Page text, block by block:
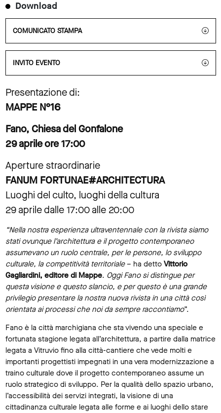
Download
COMUNICATO STAMPA
INVITO EVENTO
Presentazione di:
MAPPE N°16
Fano, Chiesa del Gonfalone
29 aprile ore 17:00
Aperture straordinarie
FANUM FORTUNAE#ARCHITECTURA
Luoghi del culto, luoghi della cultura
29 aprile dalle 17:00 alle 20:00
“Nella nostra esperienza ultraventennale con la rivista siamo
stati ovunque l’architettura e il progetto contemporaneo
assumevano un ruolo centrale, per le persone, lo sviluppo
culturale, la competitività territoriale– ha detto Vittorio
Gagliardini, editore di Mappe. Oggi Fano si distingue per
questa visione e questo slancio, e per questo è una grande
privilegio presentare la nostra nuova rivista in una città così
orientata ai processi che noi da sempre raccontiamo”.
Fano è la città marchigiana che sta vivendo una speciale e
fortunata stagione legata all’architettura, a partire dalla matrice
legata a Vitruvio fino alla città-cantiere che vede molti e
importanti progettisti impegnati in una vera modernizzazione a
traino culturale dove il progetto contemporaneo assume un
ruolo strategico di sviluppo. Per la qualità dello spazio urbano,
l’accessibilità dei servizi integrati, la visione di una
cittadinanza culturale legata alle forme e ai luoghi dello stare